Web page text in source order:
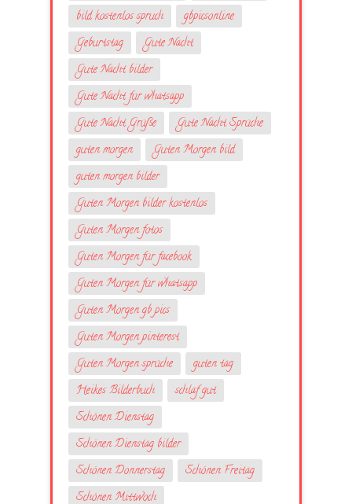
bild kostenlos spruch
gbpicsonline
Geburtstag
Gute Nacht
Gute Nacht bilder
Gute Nacht für whatsapp
Gute Nacht Grüße
Gute Nacht Sprüche
guten morgen
Guten Morgen bild
guten morgen bilder
Guten Morgen bilder kostenlos
Guten Morgen fotos
Guten Morgen für facebook
Guten Morgen für whatsapp
Guten Morgen gb pics
Guten Morgen pinterest
Guten Morgen sprüche
guten tag
Heikes Bilderbuch
schlaf gut
Schönen Dienstag
Schönen Dienstag bilder
Schönen Donnerstag
Schönen Freitag
Schönen Mittwoch